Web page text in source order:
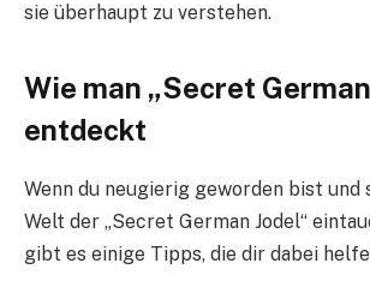
sie überhaupt zu verstehen.
Wie man „Secret
entdeckt
Wenn du neugierig geworden bist und
Welt der „Secret German Jodel“
gibt es einige Tipps, die dir dabei